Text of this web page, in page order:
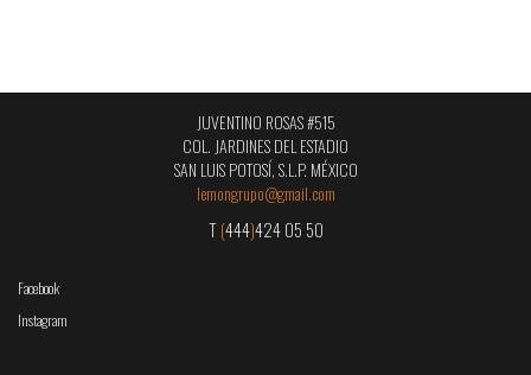
JUVENTINO ROSAS #515
COL. JARDINES DEL ESTADIO
SAN LUIS POTOSÍ, S.L.P. MÉXICO
lemongrupo@gmail.com
T(444)424 05 50
Facebook
Instagram